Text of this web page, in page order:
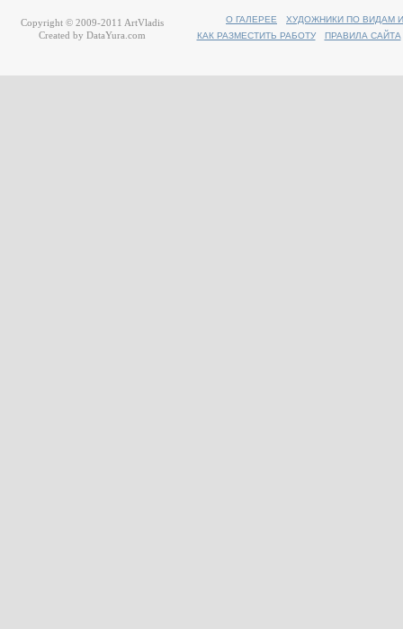
О ГАЛЕРЕЕ
ХУДОЖНИКИ ПО ВИДАМ
КАК РАЗМЕСТИТЬ РАБОТУ
ПРАВИЛА САЙТА
Copyright © 2009-2011 ArtVladis
Created by DataYura.com